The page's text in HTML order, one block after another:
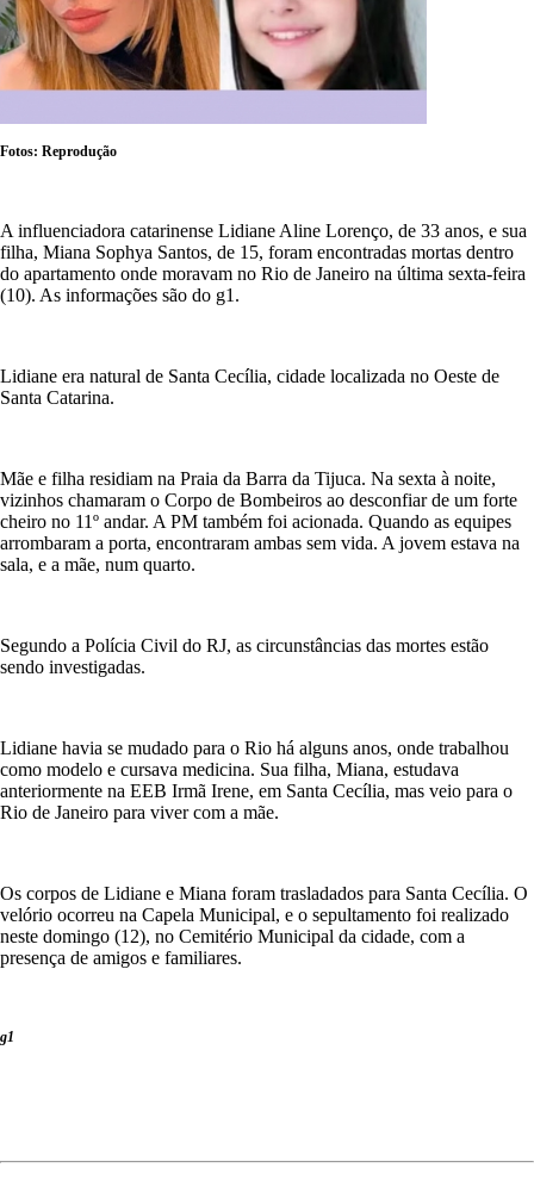
Fotos: Reprodução
A influenciadora catarinense Lidiane Aline Lorenço, de 33 anos, e sua
filha, Miana Sophya Santos, de 15, foram encontradas mortas dentro
do apartamento onde moravam no Rio de Janeiro na última sexta-feira
(10). As informações são do g1.
Lidiane era natural de Santa Cecília, cidade localizada no Oeste de
Santa Catarina.
Mãe e filha residiam na Praia da Barra da Tijuca. Na sexta à noite,
vizinhos chamaram o Corpo de Bombeiros ao desconfiar de um forte
cheiro no 11º andar. A PM também foi acionada. Quando as equipes
arrombaram a porta, encontraram ambas sem vida. A jovem estava na
sala, e a mãe, num quarto.
Segundo a Polícia Civil do RJ, as circunstâncias das mortes estão
sendo investigadas.
Lidiane havia se mudado para o Rio há alguns anos, onde trabalhou
como modelo e cursava medicina. Sua filha, Miana, estudava
anteriormente na EEB Irmã Irene, em Santa Cecília, mas veio para o
Rio de Janeiro para viver com a mãe.
Os corpos de Lidiane e Miana foram trasladados para Santa Cecília. O
velório ocorreu na Capela Municipal, e o sepultamento foi realizado
neste domingo (12), no Cemitério Municipal da cidade, com a
presença de amigos e familiares.
g1